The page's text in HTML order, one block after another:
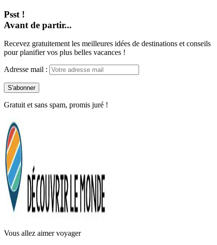
Psst !
Avant de partir...
Recevez gratuitement les meilleures idées de destinations et conseils
pour planifier vos plus belles vacances !
Adresse mail :
Gratuit et sans spam, promis juré !
Vous allez aimer voyager